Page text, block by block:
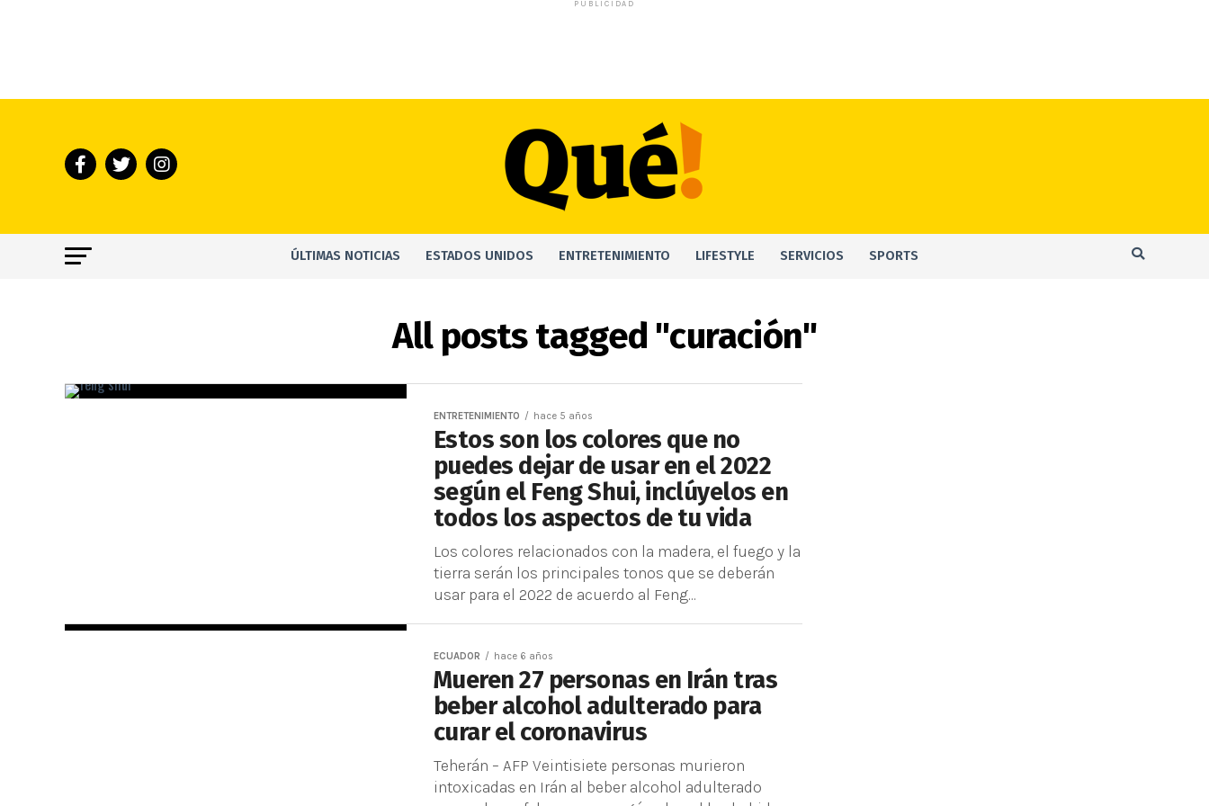
PUBLICIDAD
ÚLTIMAS NOTICIAS ESTADOS UNIDOS ENTRETENIMIENTO LIFESTYLE SERVICIOS SPORTS
All posts tagged "curación"
ENTRETENIMIENTO hace 5 años
Estos son los colores que no
puedes dejar de usar en el 2022
según el Feng Shui, inclúyelos en
todos los aspectos de tu vida
Los colores relacionados con la madera, el fuego y la
tierra serán los principales tonos que se deberán
usar para el 2022 de acuerdo al Feng...
ECUADOR hace 6 años
Mueren 27 personas en Irán tras
beber alcohol adulterado para
curar el coronavirus
Teherán – AFP Veintisiete personas murieron
intoxicadas en Irán al beber alcohol adulterado